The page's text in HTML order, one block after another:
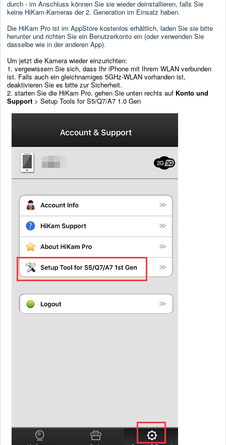
durch - im Anschluss können Sie sie wieder deinstallieren, falls Sie
keine HiKam-Kameras der 2. Generation im Einsatz haben.
Die HiKam Pro ist im AppStore kostenlos erhältlich, laden Sie sie bitte
herunter und richten Sie ein Benutzerkonto ein (oder verwenden Sie
dasselbe wie in der anderen App).
Um jetzt die Kamera wieder einzurichten:
1. vergewissern Sie sich, dass Ihr iPhone mit Ihrem WLAN verbunden
ist. Falls auch ein gleichnamiges 5GHz-WLAN vorhanden ist,
deaktivieren Sie es bitte zur Sicherheit.
2. starten Sie die HiKam Pro, gehen Sie unten rechts auf Konto und
Support > Setup Tools for S5/Q7/A7 1.0 Gen